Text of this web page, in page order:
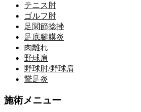
テニス肘
ゴルフ肘
足関節捻挫
足底腱膜炎
肉離れ
野球肩
野球肘/野球肩
鵞足炎
施術メニュー